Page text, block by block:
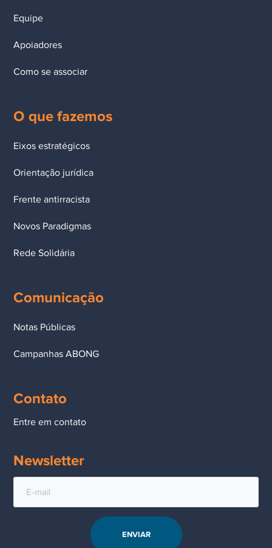
Equipe
Apoiadores
Como se associar
O que fazemos
Eixos estratégicos
Orientação jurídica
Frente antirracista
Novos Paradigmas
Rede Solidária
Comunicação
Notas Públicas
Campanhas ABONG
Contato
Entre em contato
Newsletter